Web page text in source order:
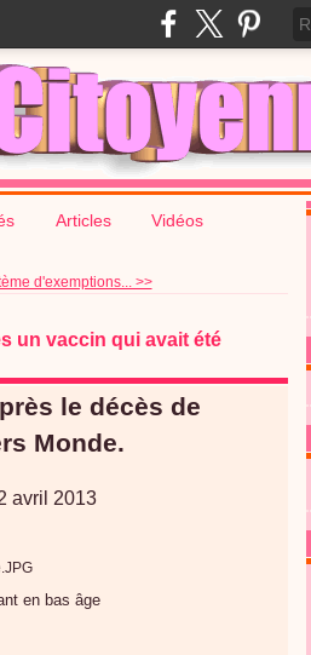
Articles Vidéos
d'exemptions... >>
un vaccin qui avait été
le décès de
Monde.
avril 2013
en bas âge